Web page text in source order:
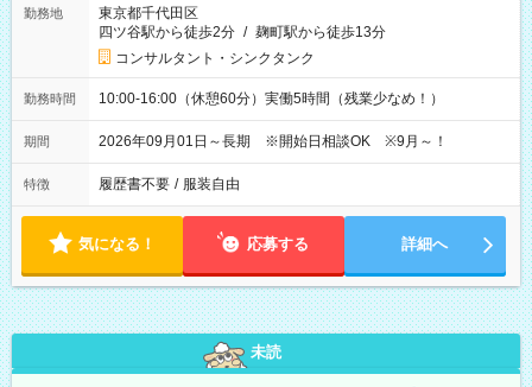
勤務地
東京都千代田区
四ツ谷駅から徒歩2分 / 麹町駅から徒歩13分
コンサルタント・シンクタンク
勤務時間 10:00-16:00（休憩60分）実働5時間（残業少なめ！）
期間 2026年09月01日～長期 ※開始日相談OK ※9月～！
特徴 履歴書不要 / 服装自由
気になる！ 応募する 詳細へ
未読